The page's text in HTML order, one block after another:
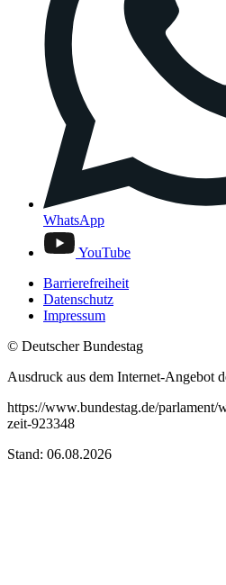
WhatsApp
YouTube
Barrierefreiheit
Datenschutz
Impressum
© Deutscher Bundestag
Ausdruck aus dem Internet-Angebot
https://www.bundestag.de/parlament/
zeit-923348
Stand: 06.08.2026